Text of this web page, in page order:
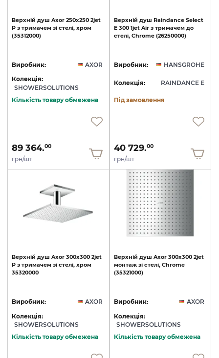
Верхній душ Axor 250х250 2jet
P з тримачем зі стелі, хром
(35312000)
Виробник:
AXOR
Колекція:
SHOWERSOLUTIONS
Кількість товару обмежена
89 364.00
грн/шт
Верхній душ Raindance Select
E 300 1jet Air з тримачем до
стелі, Chrome (26250000)
Виробник: HANSGROHE
Колекція: RAINDANCE E
Під замовлення
40 729.00
грн/шт
Верхній душ Axor 300х300 2jet
P з тримачем зі стелі, хром
35320000
Виробник:
AXOR
Колекція:
SHOWERSOLUTIONS
Кількість товару обмежена
Верхній душ Axor 300х300 2jet
монтаж зі стелі, Chrome
(35321000)
Виробник:
AXOR
Колекція:
SHOWERSOLUTIONS
Кількість товару обмежена